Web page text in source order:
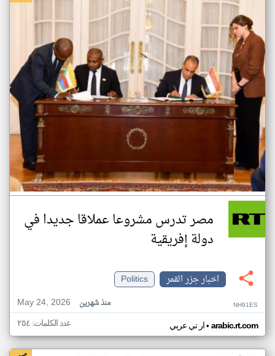
مصر تدرس مشروعا عملاقا جديدا في
دولة إفريقية
اخبار جزر القمر
Politics
May 24, 2026
منذ شهرين NH91ES
ار تي عربي• arabic.rt.com عدد الكلمات: ٢٥٤